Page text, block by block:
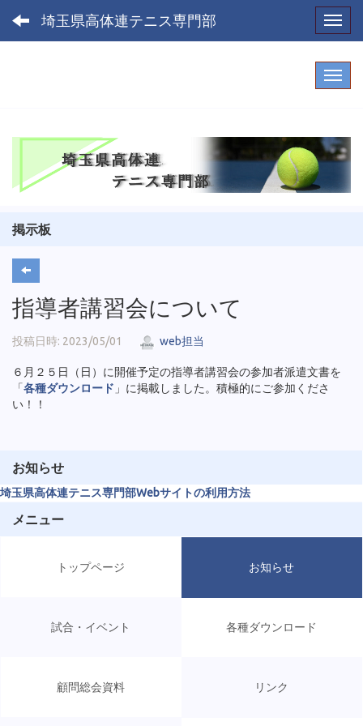
埼玉県高体連テニス専門部
掲示板
指導者講習会について
投稿日時: 2023/05/01 web担当
６月２５日（日）に開催予定の指導者講習会の参加者派遣文書を
「各種ダウンロード 」に掲載しました。積極的にご参加くださ
い！！
お知らせ
埼玉県高体連テニス専門部Webサイトの利用方法
メニュー
トップページ お知らせ
試合・イベント 各種ダウンロード
顧問総会資料 リンク